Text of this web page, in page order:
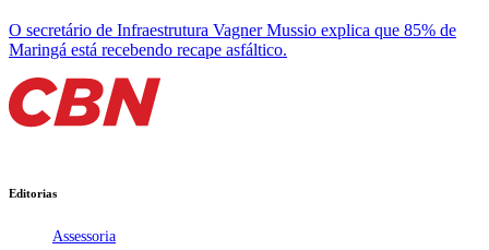
O secretário de Infraestrutura Vagner Mussio explica que 85% de
Maringá está recebendo recape asfáltico.
Editorias
Assessoria